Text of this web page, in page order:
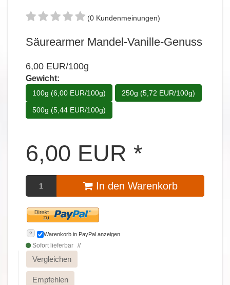
(0 Kundenmeinungen)
Säurearmer Mandel-Vanille-Genuss
6,00 EUR/100g
Gewicht:
100g (6,00 EUR/100g) 250g (5,72 EUR/100g)
500g (5,44 EUR/100g)
6,00 EUR *
In den Warenkorb
? Warenkorb in PayPal anzeigen
Sofort lieferbar
Vergleichen
Empfehlen